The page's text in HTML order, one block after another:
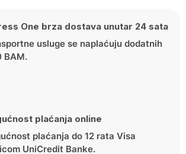
One brza dostava unutar 24 sata
usluge se naplaćuju dodatnih
BAM.
plaćanja online
plaćanja do 12 rata Visa
UniCredit Banke.